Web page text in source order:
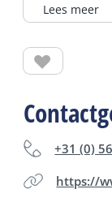
Ruim
Terschelling,
Midsland-
Formerum 39,
Oosterend,
Lees meer
+31 (0)
https://